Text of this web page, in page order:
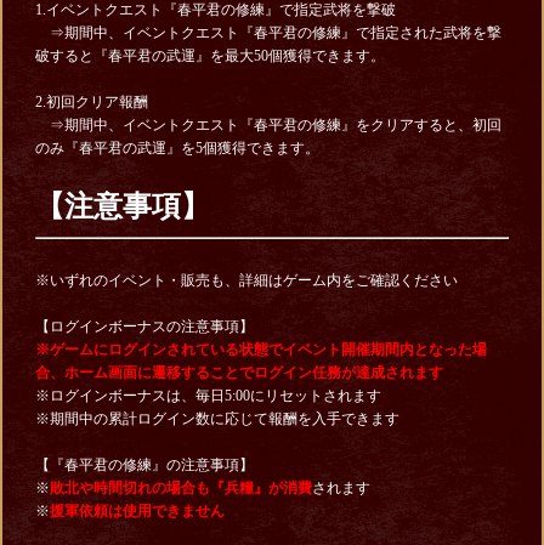
1.イベントクエスト『春平君の修練』で指定武将を撃破
⇒期間中、イベントクエスト『春平君の修練』で指定された武将を撃
破すると『春平君の武運』を最大50個獲得できます。
2.初回クリア報酬
⇒期間中、イベントクエスト『春平君の修練』をクリアすると、初回
のみ『春平君の武運』を5個獲得できます。
【注意事項】
※いずれのイベント・販売も、詳細はゲーム内をご確認ください
【ログインボーナスの注意事項】
※ゲームにログインされている状態でイベント開催期間内となった場
合、ホーム画面に遷移することでログイン任務が達成されます
※ログインボーナスは、毎日5:00にリセットされます
※期間中の累計ログイン数に応じて報酬を入手できます
【『春平君の修練』の注意事項】
※敗北や時間切れの場合も『兵糧』が消費されます
※援軍依頼は使用できません